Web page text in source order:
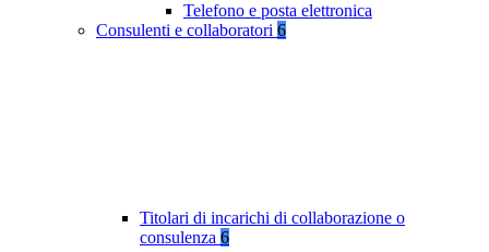
Telefono e posta elettronica
Consulenti e collaboratori 6
Titolari di incarichi di collaborazione o
consulenza 6